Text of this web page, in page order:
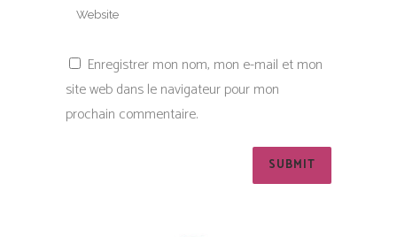
Enregistrer mon nom, mon e-mail et mon
site web dans le navigateur pour mon
prochain commentaire.